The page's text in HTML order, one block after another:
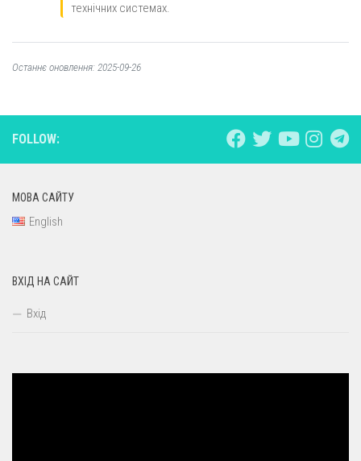
технічних системах.
Останнє оновлення: 2025-09-26
FOLLOW:
МОВА САЙТУ
English
ВХІД НА САЙТ
Вхід